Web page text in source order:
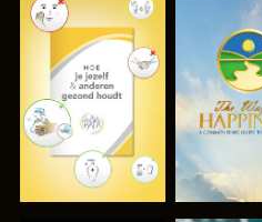
KIJK